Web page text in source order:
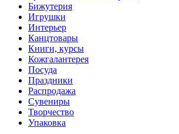
Бижутерия
Игрушки
Интерьер
Канцтовары
Книги, курсы
Кожгалантерея
Посуда
Праздники
Распродажа
Сувениры
Творчество
Упаковка